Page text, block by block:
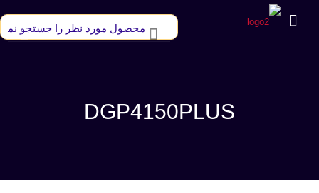
DGP4150PLUS